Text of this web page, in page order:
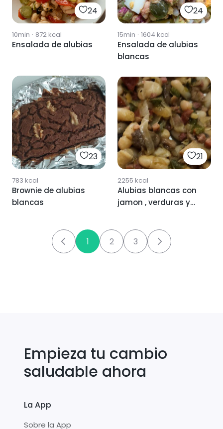
24
10min · 872kcal
Ensalada de alubias
24
15min · 1604 kcal
Ensalada de alubias
blancas
23
783 kcal
Brownie de alubias
blancas
21
2255 kcal
Alubias blancas con
jamon , verduras y
1 2 3
Empieza tu cambio
saludable ahora
La App
Sobre la App